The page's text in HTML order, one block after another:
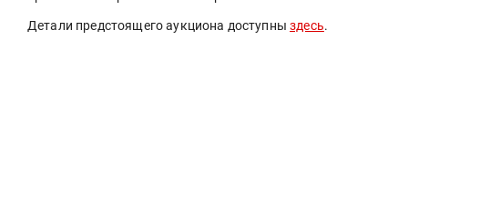
Детали предстоящего аукциона доступны здесь.